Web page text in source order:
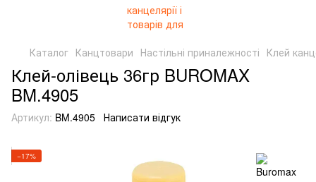
Каталог Канцтовари Настільні приналежності Клей
Клей-олівець 36гр BUROMAX
BM.4905
Артикул: BM.4905 Написати відгук
−17%